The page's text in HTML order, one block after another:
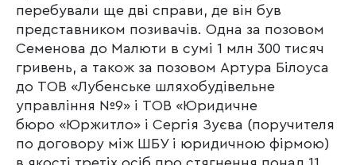
перебували ще дві справи, де він був
представником позивачів. Одна за позовом
Семенова до Малюти в сумі 1 млн 300 тисяч
гривень, а також за позовом Артура Білоуса
до ТОВ «Лубенське шляхобудівельне
управління №9» і ТОВ «Юридичне
бюро «Юржитло» і Сергія Зуєва (поручителя
по договору між ШБУ і юридичною фірмою)